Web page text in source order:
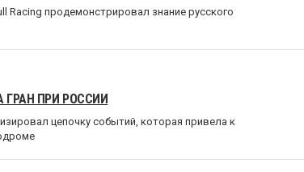
Racing продемонстрировал знание русского
ПРИ РОССИИ
цепочку событий, которая привела к